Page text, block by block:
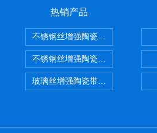
热销产品
不锈钢丝增强陶瓷纤维布，陶瓷布
不锈钢丝增强陶瓷纤维布应用范围
玻璃丝增强陶瓷带，硅酸铝纤维